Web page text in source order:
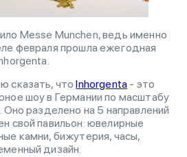
Messe Munchen, ведь именно
февраля прошла ежегодная
сказать, чтоInhorgenta - это
шоу в Германии по масштабу
разделено на 5 направлений
свой павильон: ювелирные
камни, бижутерия, часы,
дизайн.